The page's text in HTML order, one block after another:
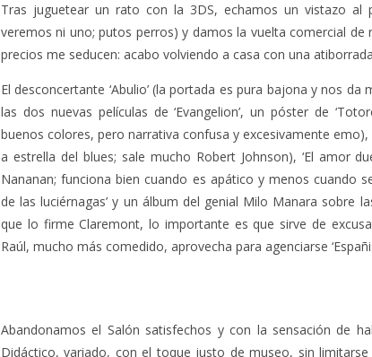
Tras juguetear un rato con la 3DS, echamos un vistazo
veremos ni uno; putos perros) y damos la vuelta comercial
precios me seducen: acabo volviendo a casa con una
El desconcertante ‘Abulio’ (la portada es pura bajona y nos
las dos nuevas películas de ‘Evangelion’, un póster de
buenos colores, pero narrativa confusa y excesivamente
a estrella del blues; sale mucho Robert Johnson), ‘El amor
Nananan; funciona bien cuando es apático y menos cuando
de las luciérnagas’ y un álbum del genial Milo Manara sobre
que lo firme Claremont, lo importante es que sirve de
Raúl, mucho más comedido, aprovecha para agenciarse
Abandonamos el Salón satisfechos y con la sensación de
Didáctico, variado, con el toque justo de museo, sin